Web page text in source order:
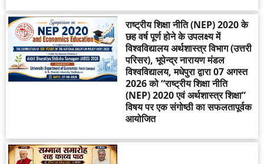
राष्ट्रीय शिक्षा नीति (NEP) 2020 के
छह वर्ष पूर्ण होने के उपलक्ष्य में
विश्वविद्यालय अर्थशास्त्र विभाग (उत्तरी
परिसर), भूपेन्द्र नारायण मंडल
विश्वविद्यालय, मधेपुरा द्वारा 07 अगस्त
2026 को “राष्ट्रीय शिक्षा नीति
(NEP) 2020 एवं अर्थशास्त्र शिक्षा”
विषय पर एक संगोष्ठी का सफलतापूर्वक
आयोजित